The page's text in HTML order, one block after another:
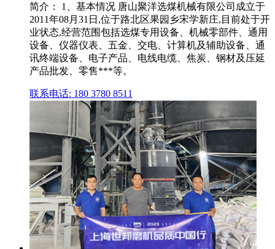
简介： 1、基本情况 唐山聚洋选煤机械有限公司成立于
2011年08月31日,位于路北区果园乡宋学新庄,目前处于开
业状态,经营范围包括选煤专用设备、机械零部件、通用
设备、仪器仪表、五金、交电、计算机及辅助设备、通
讯终端设备、电子产品、电线电缆、焦炭、钢材及压延
产品批发、零售***等。
联系电话: 180 3780 8511